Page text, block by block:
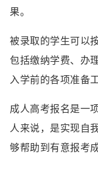
果。
被录取的学生可以
包括缴纳学费、办
入学前的各项准备
成人高考报名是一
人来说，是实现自
够帮助到有意报考